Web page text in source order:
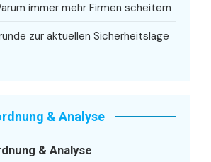
immer mehr Firmen scheitern
zur aktuellen Sicherheitslage
& Analyse
& Analyse